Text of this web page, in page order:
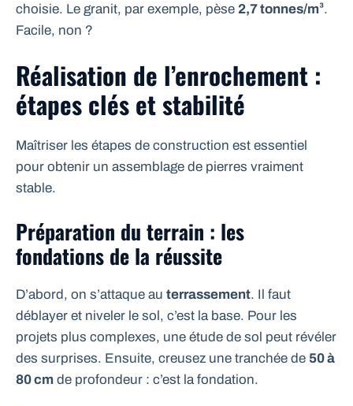
choisie. Le granit, par exemple, pèse 2,7 tonnes/m³.
Facile, non ?
Réalisation de l’enrochement :
étapes clés et stabilité
Maîtriser les étapes de construction est essentiel
pour obtenir un assemblage de pierres vraiment
stable.
Préparation du terrain : les
fondations de la réussite
D’abord, on s’attaque au terrassement. Il faut
déblayer et niveler le sol, c’est la base. Pour les
projets plus complexes, une étude de sol peut révéler
des surprises. Ensuite, creusez une tranchée de 50 à
80 cm de profondeur : c’est la fondation.